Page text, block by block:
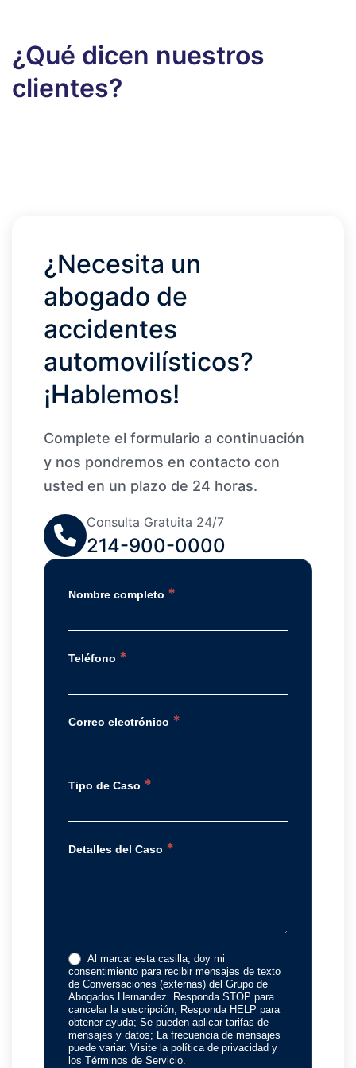
¿Qué dicen nuestros
clientes?
¿Necesita un
abogado de
accidentes
automovilísticos?
¡Hablemos!
Complete el formulario a continuación
y nos pondremos en contacto con
usted en un plazo de 24 horas.
Consulta Gratuita 24/7
214-900-0000
Nombre completo *
Teléfono *
Correo electrónico *
Tipo de Caso *
Detalles del Caso *
Al marcar esta casilla, doy mi
consentimiento para recibir mensajes de texto
de Conversaciones (externas) del Grupo de
Abogados Hernandez. Responda STOP para
cancelar la suscripción; Responda HELP para
obtener ayuda; Se pueden aplicar tarifas de
mensajes y datos; La frecuencia de mensajes
puede variar. Visite la política de privacidad y
los Términos de Servicio.